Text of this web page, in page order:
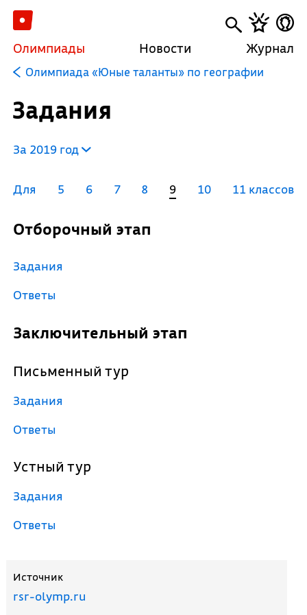
Олимпиады Новости Журнал
Олимпиада «Юные таланты» по географии
Задания
За 2019 год
Для 5 6 7 8 9 10 11 классов
Отборочный этап
Задания
Ответы
Заключительный этап
Письменный тур
Задания
Ответы
Устный тур
Задания
Ответы
Источник
rsr-olymp.ru